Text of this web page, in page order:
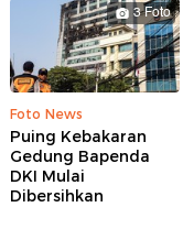
3 Foto
Foto News
Puing Kebakaran
Gedung Bapenda
DKI Mulai
Dibersihkan